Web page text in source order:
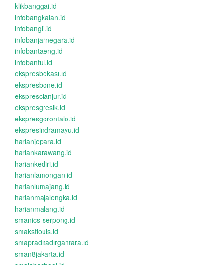
klikbanggai.id
infobangkalan.id
infobangli.id
infobanjarnegara.id
infobantaeng.id
infobantul.id
ekspresbekasi.id
ekspresbone.id
eksprescianjur.id
ekspresgresik.id
ekspresgorontalo.id
ekspresindramayu.id
harianjepara.id
hariankarawang.id
hariankediri.id
harianlamongan.id
harianlumajang.id
harianmajalengka.id
harianmalang.id
smanics-serpong.id
smakstlouis.id
smapraditadirgantara.id
sman8jakarta.id